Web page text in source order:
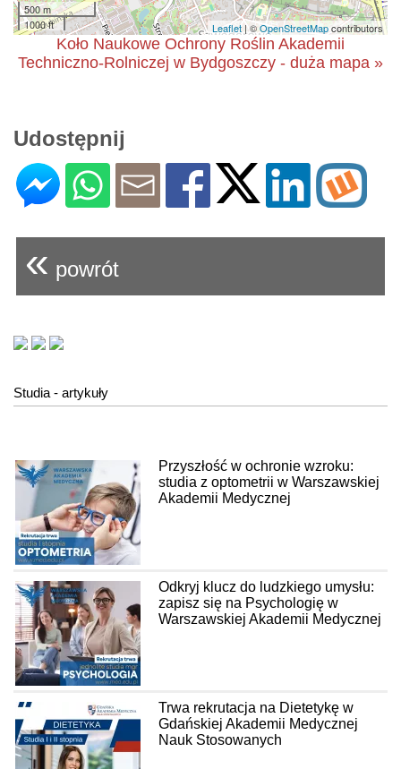
500 m
1000 ft
Leaflet| ©OpenStreetMapcontributors
Koło Naukowe Ochrony Roślin Akademii
Techniczno-Rolniczej w Bydgoszczy - duża mapa »
Udostępnij
« powrót
Studia - artykuły
Przyszłość w ochronie wzroku:
studia z optometrii w Warszawskiej
Akademii Medycznej
Odkryj klucz do ludzkiego umysłu:
zapisz się na Psychologię w
Warszawskiej Akademii Medycznej
Trwa rekrutacja na Dietetykę w
Gdańskiej Akademii Medycznej
Nauk Stosowanych